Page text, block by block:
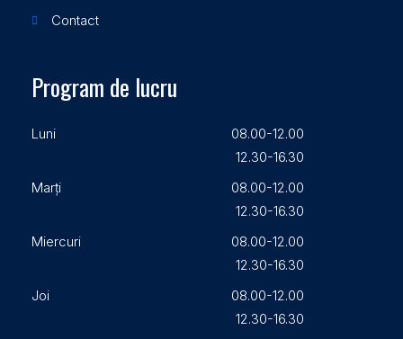
Contact
Program de lucru
Luni
08.00-12.00
12.30-16.30
Marți
08.00-12.00
12.30-16.30
Miercuri
08.00-12.00
12.30-16.30
Joi
08.00-12.00
12.30-16.30